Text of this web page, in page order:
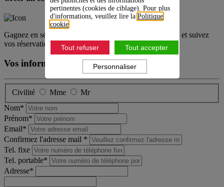
pertinentes (cookies de ciblage). Pour plus
d'informations, veuillez lire la Politique
cookie
Tout refuser Tout accepter
Personnaliser
Gagnez en sérénité... Retrouvez toutes vos informations et suivez
vos réservations dans cet espace sécurisé.
Vos informations
Civilité Mme
Mr
Nom*
Prénom*
Email*
Confirmez l'adresse mail *
Tel. fixe
Tel. portable*
Adresse*